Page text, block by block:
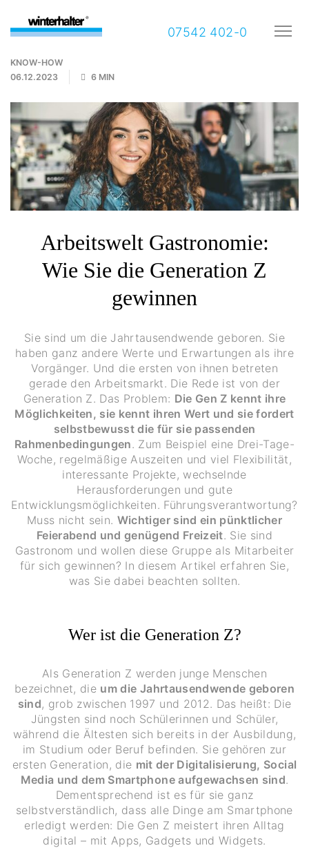
07542 402-0
KNOW-HOW
06.12.2023
6 MIN
Arbeitswelt Gastronomie:
Wie Sie die Generation Z
gewinnen
Sie sind um die Jahrtausendwende geboren. Sie
haben ganz andere Werte und Erwartungen als ihre
Vorgänger. Und die ersten von ihnen betreten
gerade den Arbeitsmarkt. Die Rede ist von der
Generation Z. Das Problem: Die Gen Z kennt ihre
Möglichkeiten, sie kennt ihren Wert und sie fordert
selbstbewusst die für sie passenden
Rahmenbedingungen. Zum Beispiel eine Drei-Tage-
Woche, regelmäßige Auszeiten und viel Flexibilität,
interessante Projekte, wechselnde
Herausforderungen und gute
Entwicklungsmöglichkeiten. Führungsverantwortung?
Muss nicht sein. Wichtiger sind ein pünktlicher
Feierabend und genügend Freizeit. Sie sind
Gastronom und wollen diese Gruppe als Mitarbeiter
für sich gewinnen? In diesem Artikel erfahren Sie,
was Sie dabei beachten sollten.
Wer ist die Generation Z?
Als Generation Z werden junge Menschen
bezeichnet, die um die Jahrtausendwende geboren
sind, grob zwischen 1997 und 2012. Das heißt: Die
Jüngsten sind noch Schülerinnen und Schüler,
während die Ältesten sich bereits in der Ausbildung,
im Studium oder Beruf befinden. Sie gehören zur
ersten Generation, die mit der Digitalisierung, Social
Media und dem Smartphone aufgewachsen sind.
Dementsprechend ist es für sie ganz
selbstverständlich, dass alle Dinge am Smartphone
erledigt werden: Die Gen Z meistert ihren Alltag
digital – mit Apps, Gadgets und Widgets.